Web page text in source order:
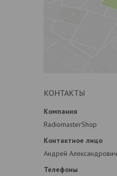
КОНТАКТЫ
RadiomasterShop
Андрей Александрович